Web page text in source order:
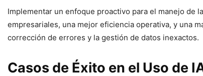
Implementar un enfoque proactivo para el manejo de
empresariales, una mejor eficiencia operativa, y una
corrección de errores y la gestión de datos inexactos.
Casos de Éxito en el Uso de